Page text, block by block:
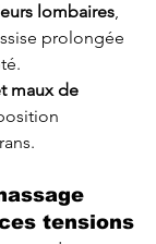
lombaires,
prolongée
maux de
tensions